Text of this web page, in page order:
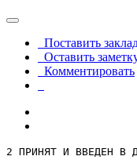
Поставить
Оставить
Комментировать
2 ПРИНЯТ И ВВЕДЕН В